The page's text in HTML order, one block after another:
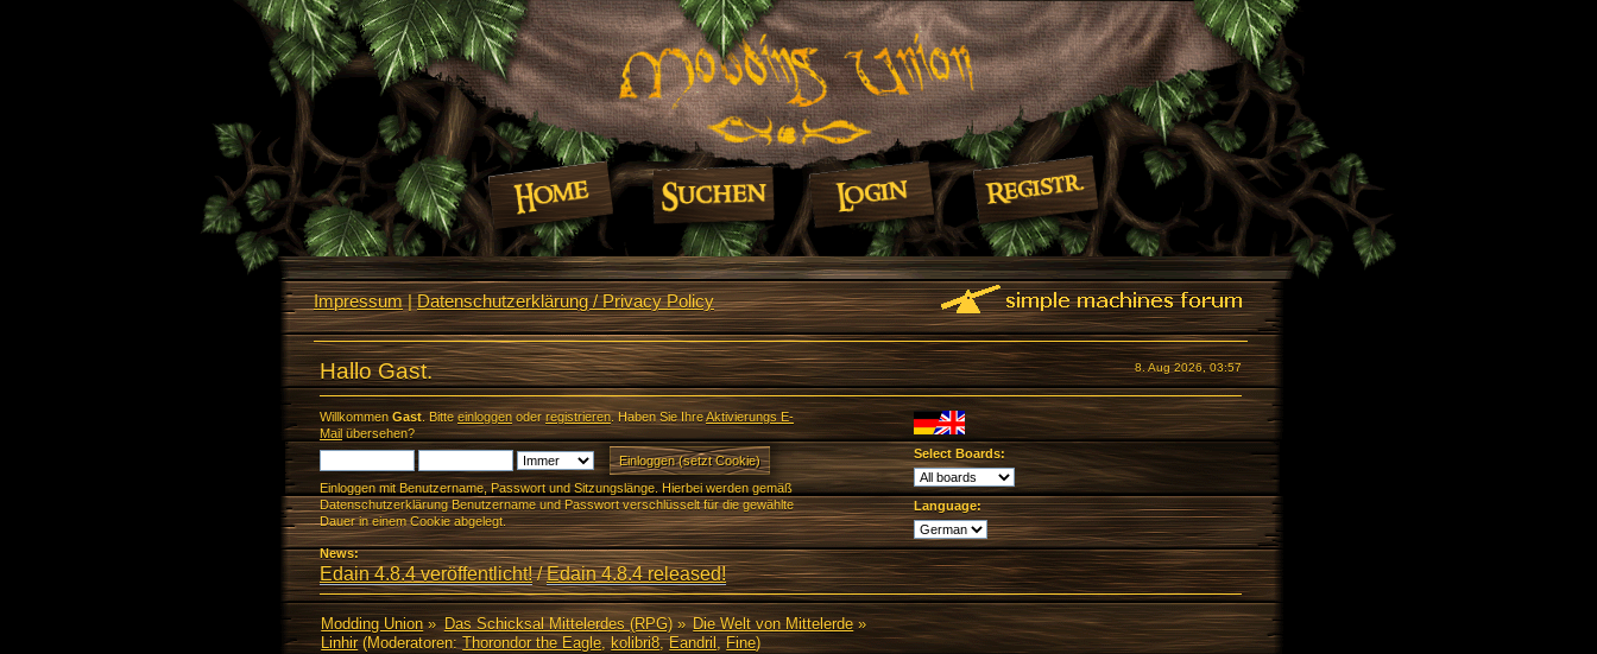
Impressum|Datenschutzerklärung / Privacy Policy
8. Aug 2026, 03:57
Hallo Gast.
Willkommen Gast. Bitte einloggenoderregistrieren. Haben Sie IhreAktivierungs E-
Mailübersehen?
Einloggen mit Benutzername, Passwort und Sitzungslänge. Hierbei werden gemäß
Datenschutzerklärung Benutzername und Passwort verschlüsselt für die gewählte
Dauer in einem Cookie abgelegt.
Select Boards:
Language:
News:
Edain 4.8.4 veröffentlicht!/Edain 4.8.4 released!
Modding Union» Das Schicksal Mittelerdes (RPG)» Die Welt von Mittelerde»
Linhir(Moderatoren:Thorondor the Eagle,kolibri8,Eandril , Fine)